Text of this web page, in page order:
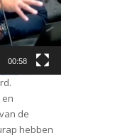
00:58
de
hebben